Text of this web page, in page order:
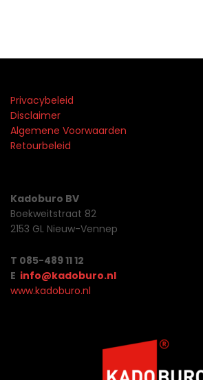
Privacybeleid
Disclaimer
Algemene Voorwaarden
Retourbeleid
Kadoburo BV
Boekweitstraat 82
2153 GL Nieuw-Vennep
T 085-489 11 12
E info@kadoburo.nl
www.kadoburo.nl